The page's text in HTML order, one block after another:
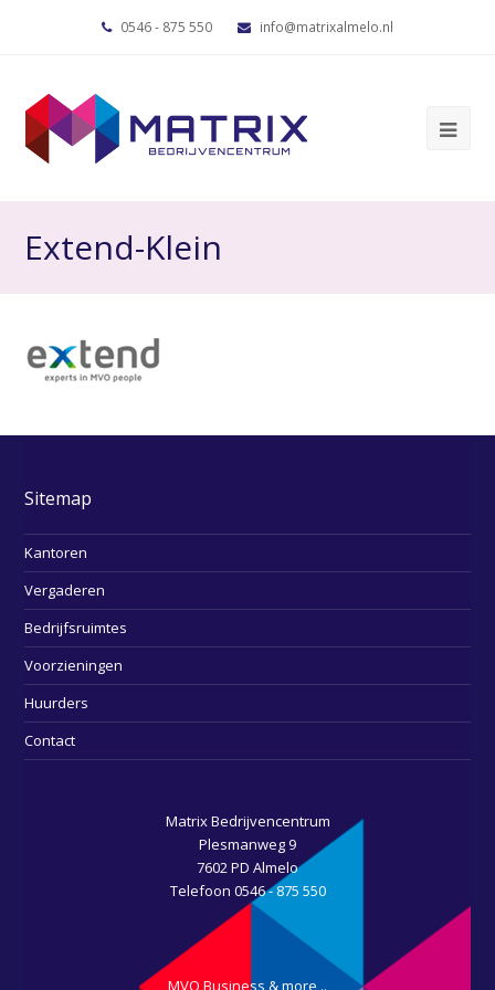
0546 - 875 550 info@matrixalmelo.nl
Extend-Klein
Sitemap
Kantoren
Vergaderen
Bedrijfsruimtes
Voorzieningen
Huurders
Contact
Matrix Bedrijvencentrum
Plesmanweg 9
7602 PD Almelo
Telefoon 0546 - 875 550
MVO Business & more ..